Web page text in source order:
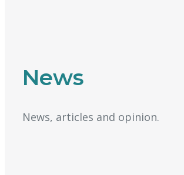
News
News, articles and opinion.